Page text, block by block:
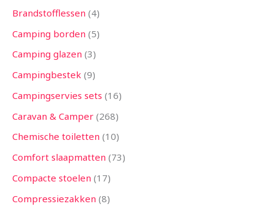
Brandstofflessen 4
Camping borden 5
Camping glazen 3
Campingbestek 9
Campingservies sets 16
Caravan & Camper 268
Chemische toiletten 10
Comfort slaapmatten 73
Compacte stoelen 17
Compressiezakken 8